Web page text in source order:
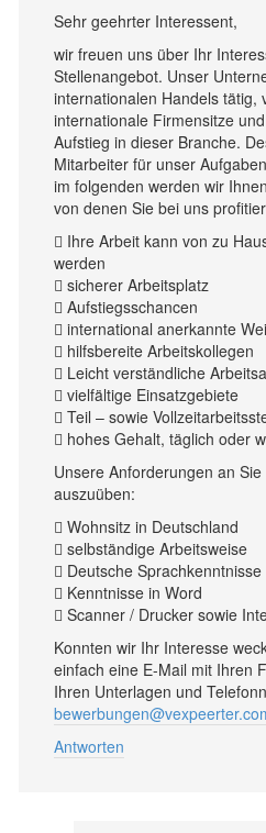
Sehr geehrter Interessent,
wir freuen uns über Ihr
Stellenangebot. Unser
internationalen Handels tätig,
internationale Firmensitze
Aufstieg in dieser Branche.
Mitarbeiter für unser
im folgenden werden wir
von denen Sie bei uns
 Ihre Arbeit kann von zu
werden
 sicherer Arbeitsplatz
 Aufstiegsschancen
 international anerkannte
 hilfsbereite Arbeitskollegen
 Leicht verständliche
 vielfältige Einsatzgebiete
 Teil – sowie
 hohes Gehalt, täglich oder
Unsere Anforderungen an
auszuüben:
 Wohnsitz in Deutschland
 selbständige Arbeitsweise
 Deutsche Sprachkenntnisse
 Kenntnisse in Word
 Scanner / Drucker sowie
Konnten wir Ihr Interesse
einfach eine E-Mail mit Ihren
Ihren Unterlagen und
Antworten